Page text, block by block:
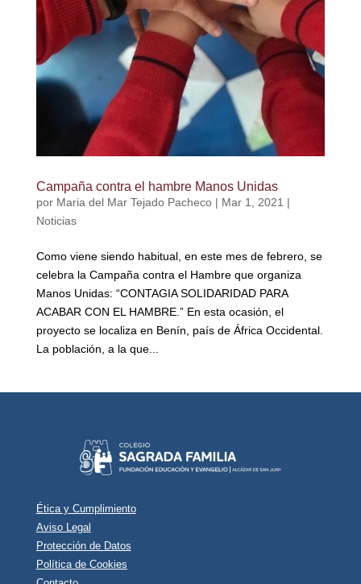
Campaña contra el hambre Manos Unidas
por Maria del Mar Tejado Pacheco| Mar 1, 2021 |
Noticias
Como viene siendo habitual, en este mes de febrero, se
celebra la Campaña contra el Hambre que organiza
Manos Unidas: “CONTAGIA SOLIDARIDAD PARA
ACABAR CON EL HAMBRE.” En esta ocasión, el
proyecto se localiza en Benín, país de África Occidental.
La población, a la que...
Ética y Cumplimiento
Aviso Legal
Protección de Datos
Política de Cookies